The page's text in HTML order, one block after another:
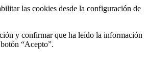
las cookies desde la configuración de
y confirmar que ha leído la información
“Acepto”.